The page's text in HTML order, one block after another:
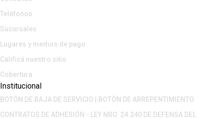
Teléfonos
Sucursales
Lugares y medios de pago
Calificá nuestro sitio
Cobertura
Institucional
BOTÓN DE BAJA DE SERVICIO | BOTÓN DE ARREPENTIMIENTO
CONTRATOS DE ADHESIÓN - LEY NRO. 24.240 DE DEFENSA DEL